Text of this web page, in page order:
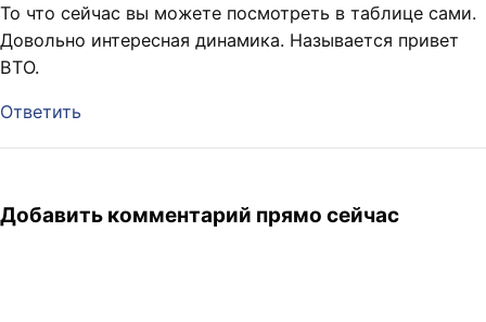
То что сейчас вы можете посмотреть в таблице сами.
Довольно интересная динамика. Называется привет
ВТО.
Ответить
Добавить комментарий прямо сейчас